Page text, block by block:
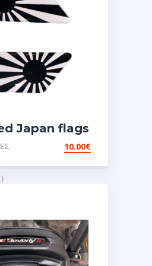
Japan flags
sticker
ετικέτες
10.00€